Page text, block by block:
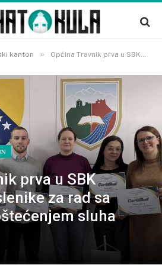
kanton » Općina Travnik prva u SBK obučila uposlenike za rad sa osobama s oštećenjem sluha
prva u SBK
za rad sa
sluha